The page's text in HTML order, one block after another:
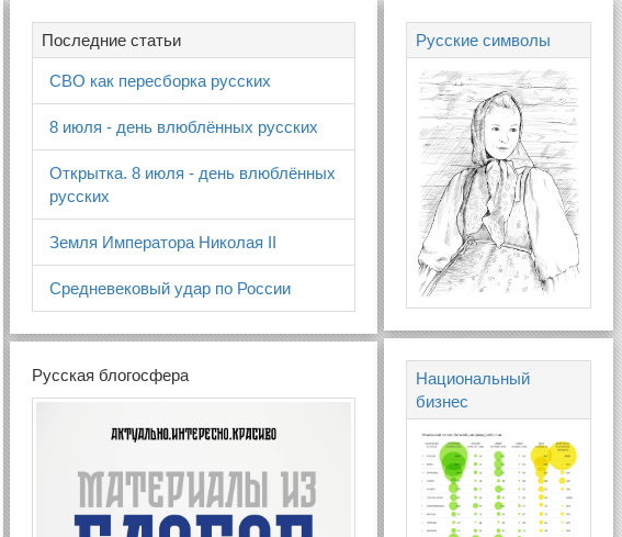
Последние статьи
СВО как пересборка русских
8 июля - день влюблённых русских
Открытка. 8 июля - день влюблённых
русских
Земля Императора Николая II
Средневековый удар по России
Русская блогосфера
Русские символы
Национальный
бизнес